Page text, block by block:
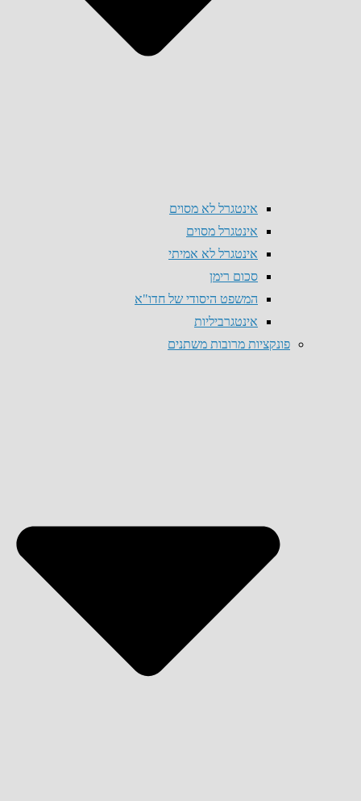
אינטגרל לא מסוים
אינטגרל מסוים
אינטגרל לא אמיתי
סכום רימן
המשפט היסודי של חדו"א
אינטגרביליות
פונקציות מרובות משתנים